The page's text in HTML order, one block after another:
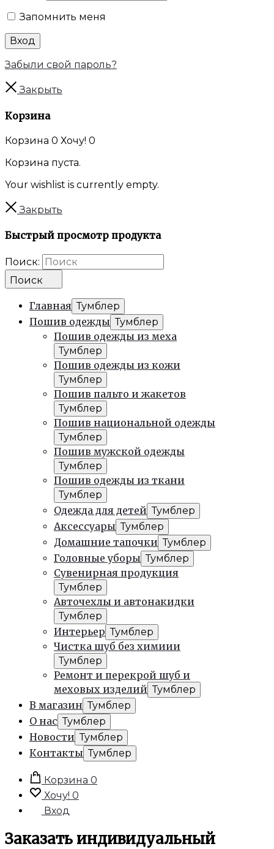
Запомнить меня
Вход
Забыли свой пароль?
Закрыть
Корзина
Корзина 0 Хочу! 0
Корзина пуста.
Your wishlist is currently empty.
Закрыть
Быстрый просмотр продукта
Поиск:
Поиск
Главная Тумблер
Пошив одежды Тумблер
Пошив одежды из меха
Тумблер
Пошив одежды из кожи
Тумблер
Пошив пальто и жакетов
Тумблер
Пошив национальной одежды
Тумблер
Пошив мужской одежды
Тумблер
Пошив одежды из ткани
Тумблер
Одежда для детей Тумблер
Аксессуары Тумблер
Домашние тапочки Тумблер
Головные уборы Тумблер
Сувенирная продукция
Тумблер
Авточехлы и автонакидки
Тумблер
Интерьер Тумблер
Чистка шуб без химиии
Тумблер
Ремонт и перекрой шуб и
меховых изделий Тумблер
В магазин Тумблер
О нас Тумблер
Новости Тумблер
Контакты Тумблер
Корзина 0
Хочу! 0
Вход
Заказать индивидуальный